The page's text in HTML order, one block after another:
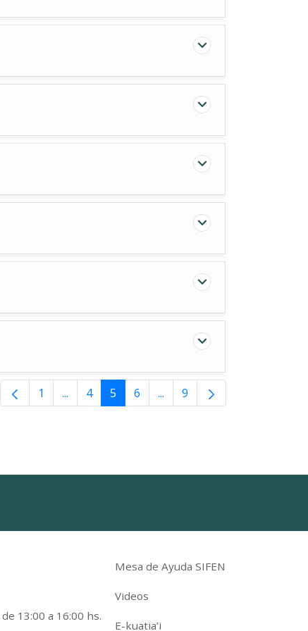
1 ...Páginas intermedias Use TAB para
4 5 6 ...Páginas intermedias Use
9
13:00 a 16:00 hs.
Mesa de Ayuda SIFEN
Videos
E-kuatia’i